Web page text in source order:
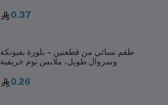
0.37
طقم نسائي من قطعتين – بلوزة بفيونكة
وسروال طويل، ملابس نوم خريفية
0.26